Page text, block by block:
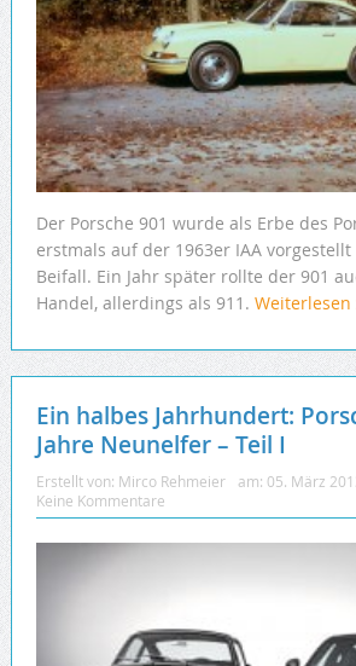
Der Porsche 901 wurde als Erbe des
erstmals auf der 1963er IAA
Beifall. Ein Jahr später rollte der 901
Handel, allerdings als 911. Weiterlesen
Ein halbes Jahrhundert:
Jahre Neunelfer – Teil I
Erstellt von: Mirco Rehmeier am: 05. März
Keine Kommentare